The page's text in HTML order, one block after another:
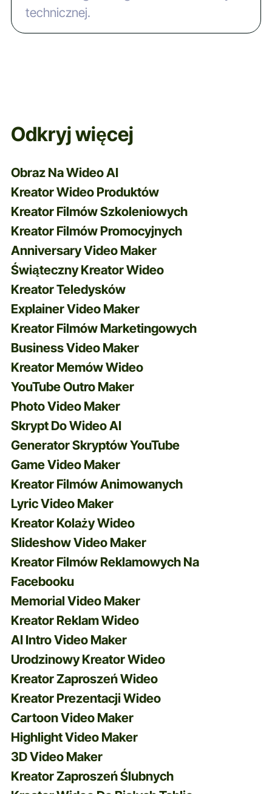
technicznej.
Odkryj więcej
Obraz Na Wideo AI
Kreator Wideo Produktów
Kreator Filmów Szkoleniowych
Kreator Filmów Promocyjnych
Anniversary Video Maker
Świąteczny Kreator Wideo
Kreator Teledysków
Explainer Video Maker
Kreator Filmów Marketingowych
Business Video Maker
Kreator Memów Wideo
YouTube Outro Maker
Photo Video Maker
Skrypt Do Wideo AI
Generator Skryptów YouTube
Game Video Maker
Kreator Filmów Animowanych
Lyric Video Maker
Kreator Kolaży Wideo
Slideshow Video Maker
Kreator Filmów Reklamowych Na
Facebooku
Memorial Video Maker
Kreator Reklam Wideo
AI Intro Video Maker
Urodzinowy Kreator Wideo
Kreator Zaproszeń Wideo
Kreator Prezentacji Wideo
Cartoon Video Maker
Highlight Video Maker
3D Video Maker
Kreator Zaproszeń Ślubnych